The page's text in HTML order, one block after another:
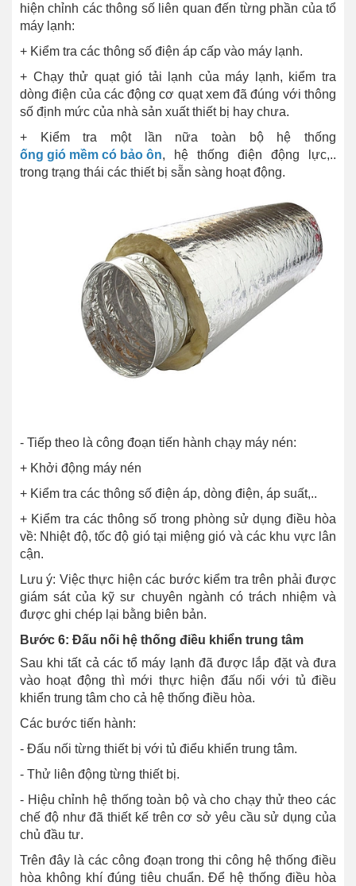
hiện chỉnh các thông số liên quan đến từng phần của tổ
máy lạnh:
+ Kiểm tra các thông số điện áp cấp vào máy lạnh.
+ Chạy thử quạt gió tải lạnh của máy lạnh, kiểm tra
dòng điện của các động cơ quạt xem đã đúng với thông
số định mức của nhà sản xuất thiết bị hay chưa.
+ Kiểm tra một lần nữa toàn bộ hệ thống
ống gió mềm có bảo ôn, hệ thống điện động lực,..
trong trạng thái các thiết bị sẵn sàng hoạt động.
- Tiếp theo là công đoạn tiến hành chạy máy nén:
+ Khởi động máy nén
+ Kiểm tra các thông số điện áp, dòng điện, áp suất,..
+ Kiểm tra các thông số trong phòng sử dụng điều hòa
về: Nhiệt độ, tốc độ gió tại miệng gió và các khu vực lân
cận.
Lưu ý: Việc thực hiện các bước kiểm tra trên phải được
giám sát của kỹ sư chuyên ngành có trách nhiệm và
được ghi chép lại bằng biên bản.
Bước 6: Đấu nối hệ thống điều khiển trung tâm
Sau khi tất cả các tổ máy lạnh đã được lắp đặt và đưa
vào hoạt động thì mới thực hiện đấu nối với tủ điều
khiển trung tâm cho cả hệ thống điều hòa.
Các bước tiến hành:
- Đấu nối từng thiết bị với tủ điểu khiển trung tâm.
- Thử liên động từng thiết bị.
- Hiệu chỉnh hệ thống toàn bộ và cho chạy thử theo các
chế độ như đã thiết kế trên cơ sở yêu cầu sử dụng của
chủ đầu tư.
Trên đây là các công đoạn trong thi công hệ thống điều
hòa không khí đúng tiêu chuẩn. Để hệ thống điều hòa